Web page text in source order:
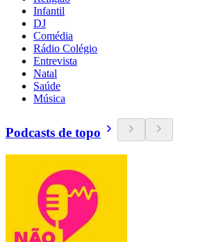
Infantil
DJ
Comédia
Rádio Colégio
Entrevista
Natal
Saúde
Música
Podcasts de topo